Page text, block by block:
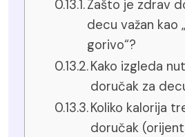
Zašto je zdrav
decu važan kao
gorivo“?
Kako izgleda
doručak za
Koliko kalorija
doručak